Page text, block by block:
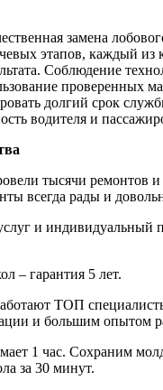
замена
этапов, каждый из
Соблюдение
проверенных
долгий срок
водителя и
тысячи ремонтов
всегда рады и
и индивидуальный
– гарантия 5 лет.
ТОП
и большим опытом
1 час. Сохраним
за 30 минут.